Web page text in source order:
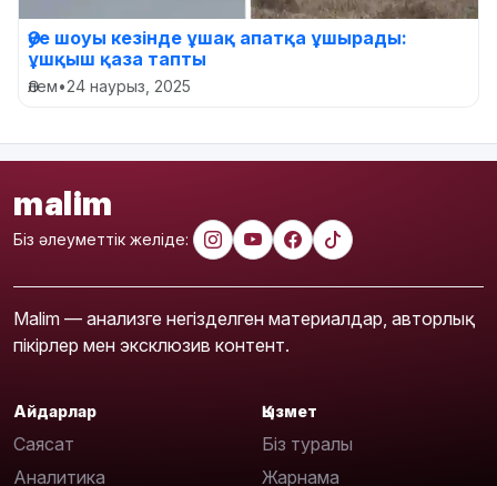
Әуе шоуы кезінде ұшақ апатқа ұшырады:
ұшқыш қаза тапты
Әлем•24 наурыз, 2025
malim
Біз әлеуметтік желіде:
Malim — анализге негізделген материалдар, авторлық
пікірлер мен эксклюзив контент.
Айдарлар
Саясат
Аналитика
Қызмет
Біз туралы
Жарнама